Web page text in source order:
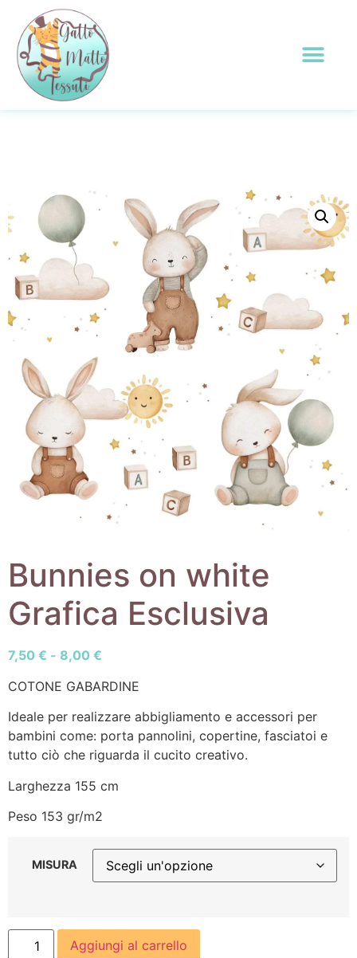
Bunnies on white
Grafica Esclusiva
7,50 € - 8,00 €
COTONE GABARDINE
Ideale per realizzare abbigliamento e accessori per
bambini come: porta pannolini, copertine, fasciatoi e
tutto ciò che riguarda il cucito creativo.
Larghezza 155 cm
Peso 153 gr/m2
MISURA
Aggiungi al carrello